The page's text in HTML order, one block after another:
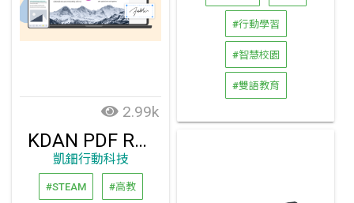
#行動學習
#智慧校園
#雙語教育
2.99k
KDAN PDF Reader
凱鈿行動科技
#STEAM #高教